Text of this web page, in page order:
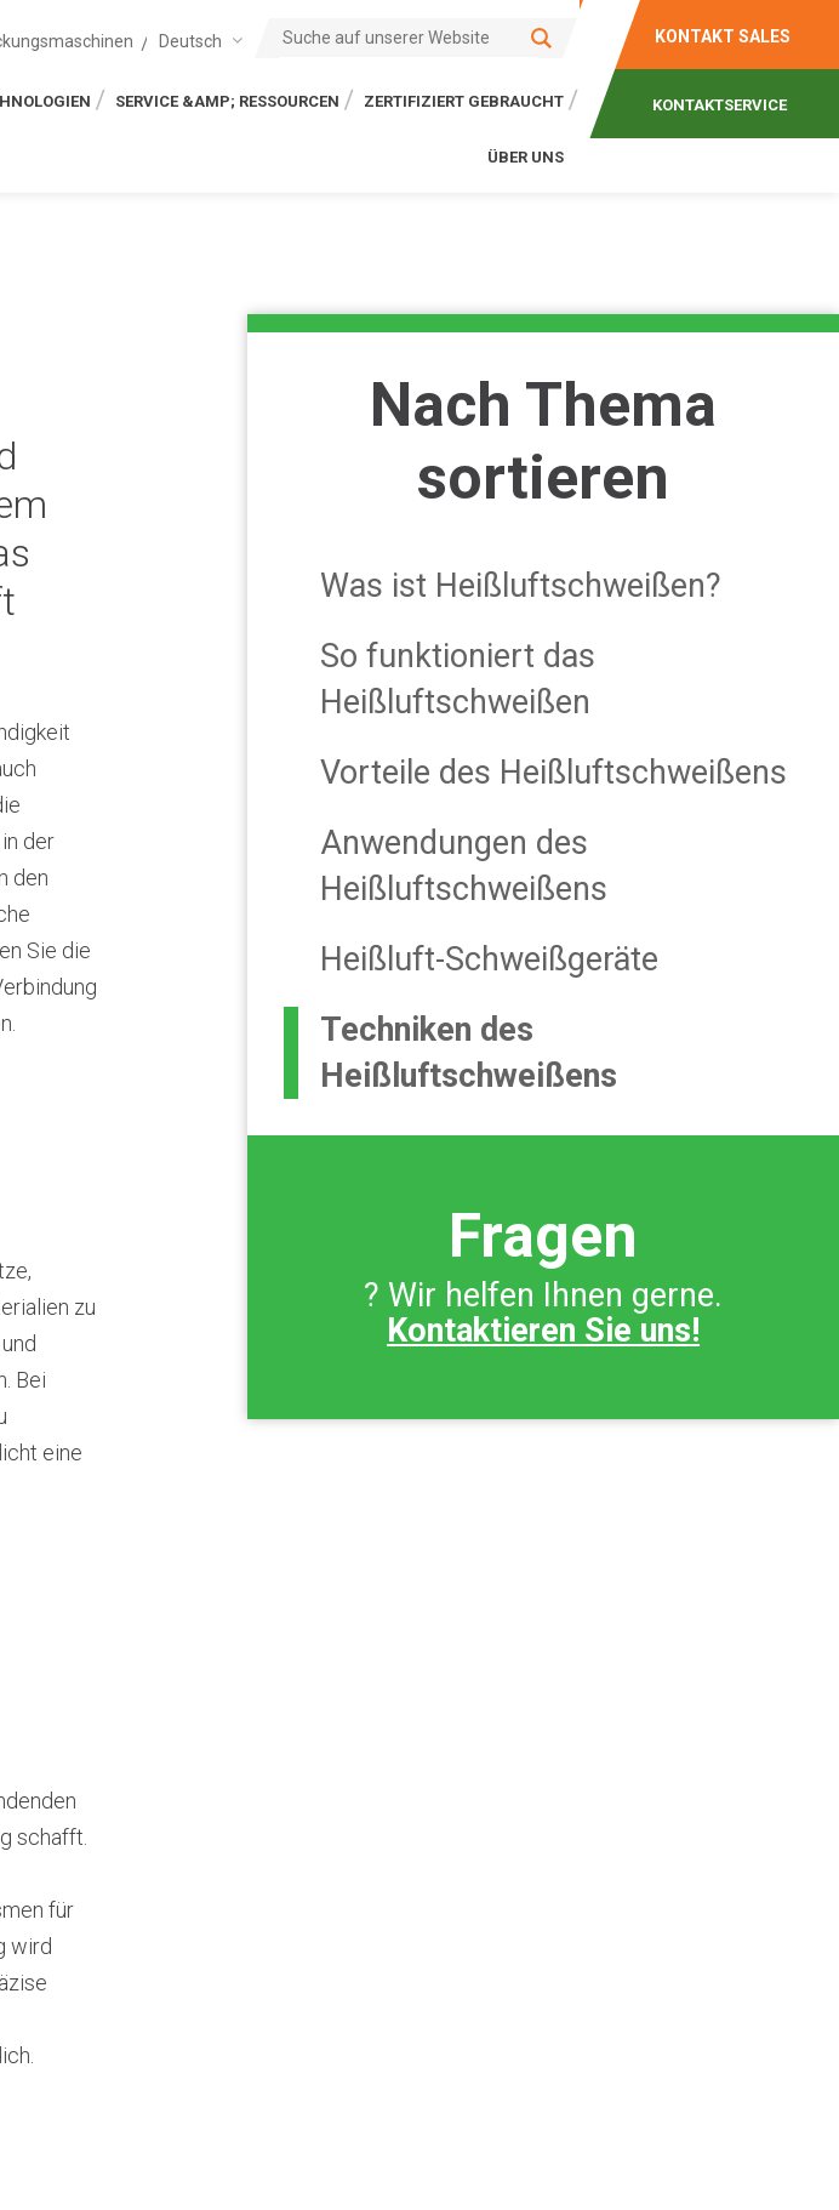
Deutsch
SERVICE &AMP; RESSOURCEN ZERTIFIZIERT GEBRAUCHT
ÜBER UNS
KONTAKT SALES
KONTAKTSERVICE
der
den
Sie die
zu
Bei
eine
schafft.
für
wird
Nach Thema
sortieren
Was ist Heißluftschweißen?
So funktioniert das
Heißluftschweißen
Vorteile des Heißluftschweißens
Anwendungen des
Heißluftschweißens
Heißluft-Schweißgeräte
Techniken des
Heißluftschweißens
Fragen
? Wir helfen Ihnen gerne.
Kontaktieren Sie uns!